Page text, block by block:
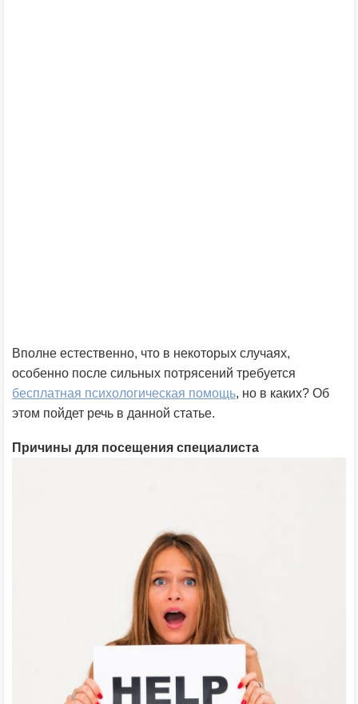
Вполне естественно, что в некоторых случаях,
особенно после сильных потрясений требуется
бесплатная психологическая помощь, но в каких? Об
этом пойдет речь в данной статье.
Причины для посещения специалиста